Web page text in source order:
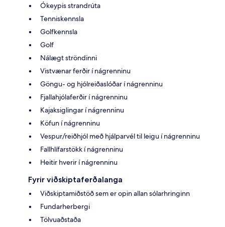
Ókeypis strandrúta
Tenniskennsla
Golfkennsla
Golf
Nálægt ströndinni
Vistvænar ferðir í nágrenninu
Göngu- og hjólreiðaslóðar í nágrenninu
Fjallahjólaferðir í nágrenninu
Kajaksiglingar í nágrenninu
Köfun í nágrenninu
Vespur/reiðhjól með hjálparvél til leigu í nágrenninu
Fallhlífarstökk í nágrenninu
Heitir hverir í nágrenninu
Fyrir viðskiptaferðalanga
Viðskiptamiðstöð sem er opin allan sólarhringinn
Fundarherbergi
Tölvuaðstaða